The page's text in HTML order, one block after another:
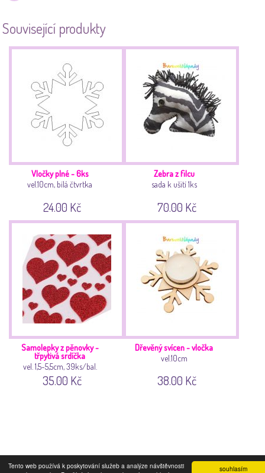
souhlasím
Tento web používá k poskytování služeb a analýze návštěvnosti
Související produkty
Vločky plné - 6ks
vel.10cm, bílá čtvrtka
24.00 Kč
Zebra z filcu
sada k ušití 1ks
70.00 Kč
Samolepky z pěnovky -
třpytivá srdíčka
vel. 1,5-5,5cm, 39ks/bal.
35.00 Kč
Dřevěný svícen - vločka
vel.10cm
38.00 Kč